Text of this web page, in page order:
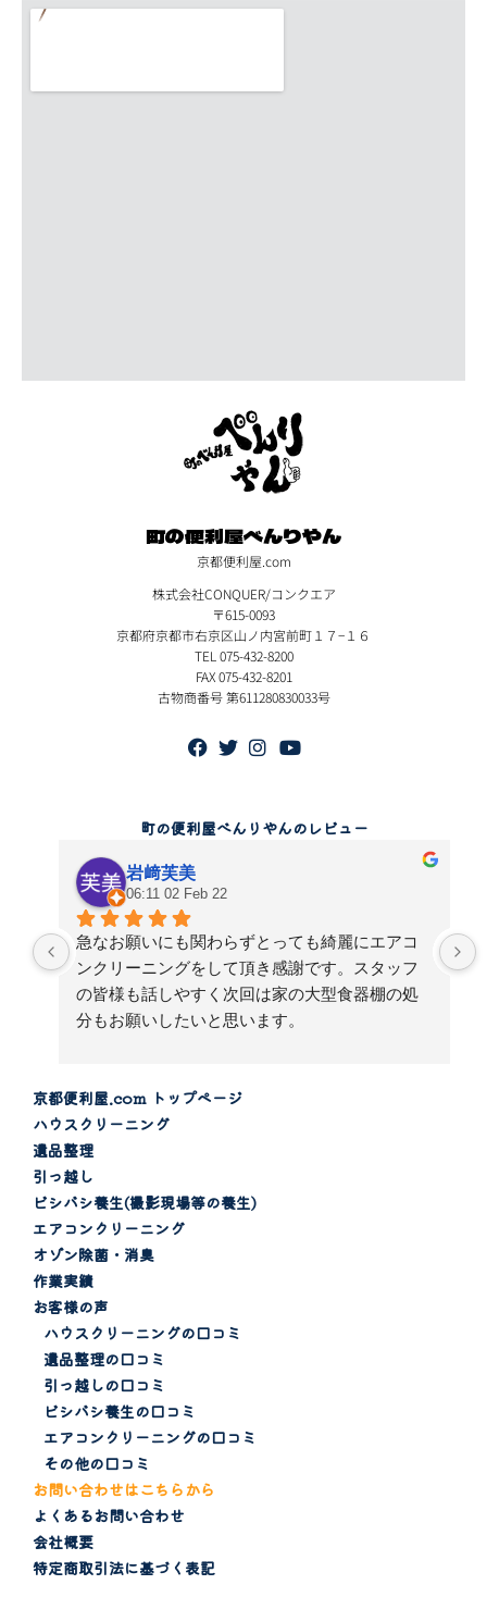
町の便利屋べんりやん
京都便利屋.com
株式会社CONQUER/コンクエア
〒615-0093
京都府京都市右京区山ノ内宮前町１７−１６
TEL 075-432-8200
FAX 075-432-8201
古物商番号 第611280830033号
町の便利屋べんりやんのレビュー
岩﨑芙美
06:11 02 Feb 22
急なお願いにも関わらずとっても綺麗にエアコ
ンクリーニングをして頂き感謝です。スタッフ
の皆様も話しやすく次回は家の大型食器棚の処
分もお願いしたいと思います。
京都便利屋.com トップページ
ハウスクリーニング
遺品整理
引っ越し
ビシバシ養生(撮影現場等の養生)
エアコンクリーニング
オゾン除菌・消臭
作業実績
お客様の声
ハウスクリーニングの口コミ
遺品整理の口コミ
引っ越しの口コミ
ビシバシ養生の口コミ
エアコンクリーニングの口コミ
その他の口コミ
お問い合わせはこちらから
よくあるお問い合わせ
会社概要
特定商取引法に基づく表記